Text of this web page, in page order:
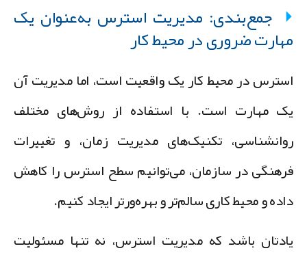
جمع‌بندی: مدیریت استرس به‌عنوان یک
ضروری در محیط کار
در محیط کار یک واقعیت است، اما مدیریت آن
مهارت است. با استفاده از روش‌های مختلف
تکنیک‌های مدیریت زمان، و تغییرات
در سازمان، می‌توانیم سطح استرس را کاهش
و محیط کاری سالم‌تر و بهره‌ورتر ایجاد کنیم.
باشد کهمدیریت استرس، نه تنها مسئولیت